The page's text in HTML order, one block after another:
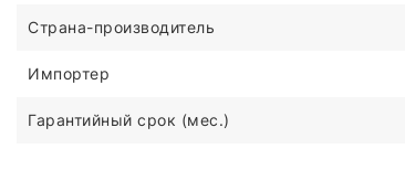
Страна-производитель
Импортер
Гарантийный срок (мес.)